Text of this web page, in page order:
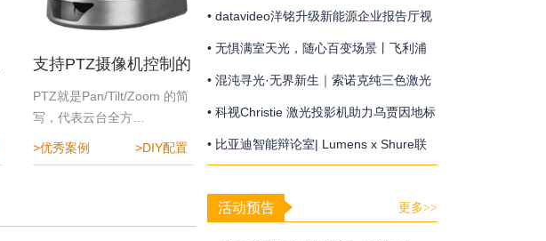
支持PTZ摄像机控制的
Roland切换台
PTZ就是Pan/Tilt/Zoom 的简
写，代表云台全方…
>优秀案例 >DIY配置
方案落地百亿级“中飞院”天府校区
• datavideo洋铭升级新能源企业报告厅视
音频系统
• 无惧满室天光，随心百变场景丨飞利浦
商显点亮荷兰获奖地标礼堂
• 混沌寻光·无界新生｜索诺克纯三色激光
新品点亮张肇达大师服装大秀
• 科视Christie 激光投影机助力乌贾因地标
光影秀
• 比亚迪智能辩论室| Lumens x Shure联
活动预告 更多>>